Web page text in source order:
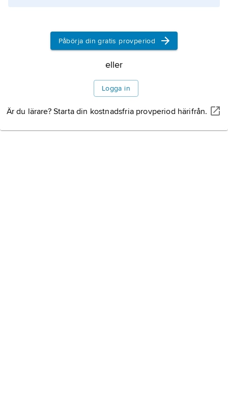
Information om artikeln
Påbörja din gratis provperiod
eller
Logga in
Är du lärare? Starta din kostnadsfria provperiod härifrån.